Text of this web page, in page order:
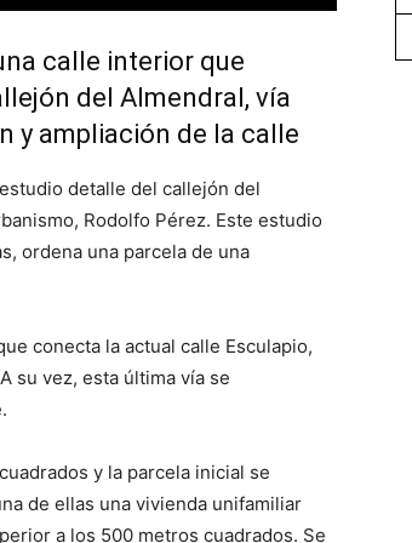
calle interior que
del Almendral, vía
y ampliación de la calle
detalle del callejón del
Rodolfo Pérez. Este estudio
ordena una parcela de una
conecta la actual calle Esculapio,
su vez, esta última vía se
y la parcela inicial se
de ellas una vivienda unifamiliar
a los 500 metros cuadrados. Se